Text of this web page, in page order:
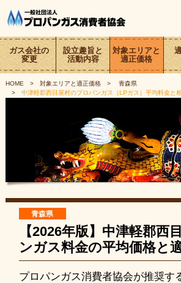
ガス会社の
変更
設立趣旨と
活動内容
対象エリアと
適正価格
HOME 対象エリアと適正価格
青森県
中津軽郡西目屋村のプロパンガス（LPガス）平均料金と
青森県
【2026年版】中津軽郡西
ンガス料金の平均価格と
プロパンガス消費者協会が推奨す